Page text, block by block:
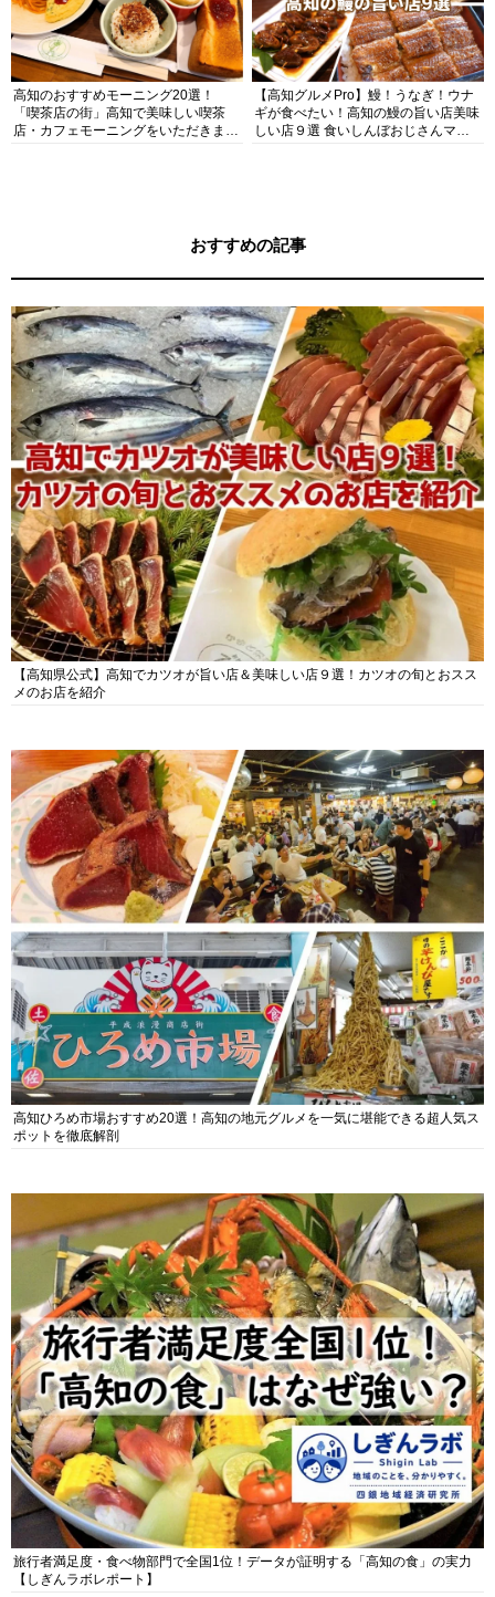
高知のおすすめモーニング20選！
「喫茶店の街」高知で美味しい喫茶
店・カフェモーニングをいただきま
【高知グルメPro】鰻！うなぎ！ウナ
ギが食べたい！高知の鰻の旨い店美味
しい店９選 食いしんぼおじさんマッ
おすすめの記事
【高知県公式】高知でカツオが旨い店＆美味しい店９選！カツオの旬とおスス
メのお店を紹介
高知ひろめ市場おすすめ20選！高知の地元グルメを一気に堪能できる超人気ス
ポットを徹底解剖
旅行者満足度・食べ物部門で全国1位！データが証明する「高知の食」の実力
【しぎんラボレポート】